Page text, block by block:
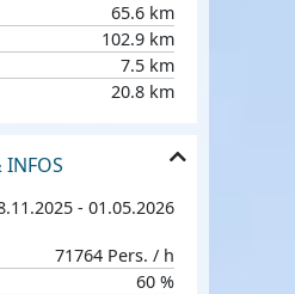
65.6 km
102.9 km
7.5 km
20.8 km
INFOS
- 01.05.2026
71764 Pers. / h
60 %